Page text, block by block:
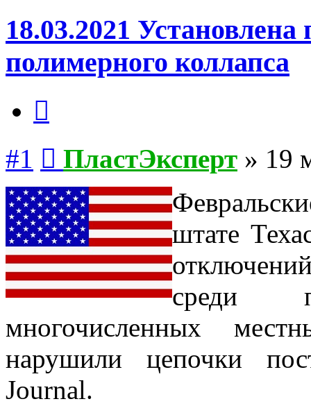
18.03.2021
полимерного коллапса
#1 ПластЭксперт » 19
штате
среди
многочисленных
нарушили цепочки
Journal.